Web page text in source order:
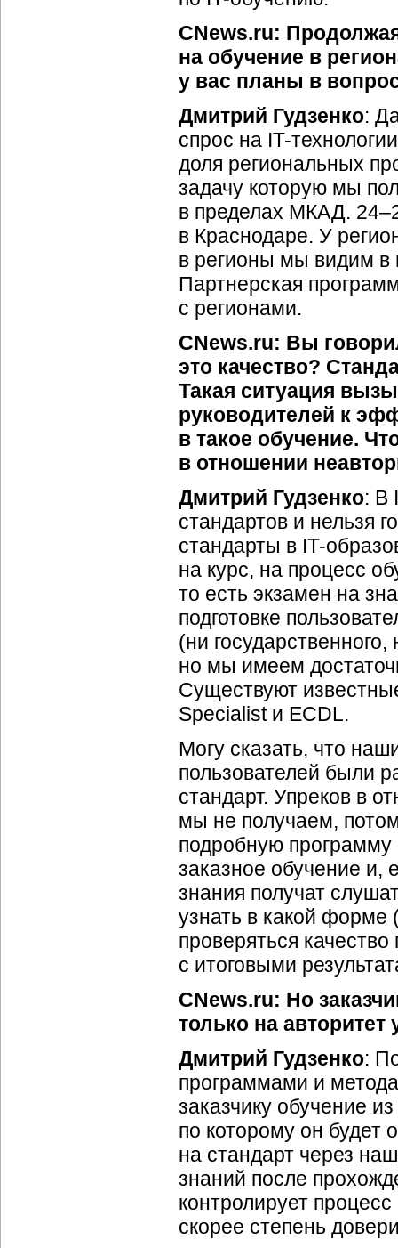
CNews.ru:
на обучение в
у вас планы в
Дмитрий Гудзенко:
спрос на IT-
доля региональных
задачу которую мы
в пределах МКАД.
в Краснодаре. У
в регионы мы видим в
Партнерская
с регионами.
CNews.ru: Вы
это качество?
Такая ситуация
руководителей к
в такое обучение.
в отношении
Дмитрий Гудзенко: В
стандартов и нельзя
стандарты в IT-
на курс, на процесс
то есть экзамен на
подготовке
(ни
но мы имеем
Существуют
Specialist и ECDL.
Могу сказать, что
пользователей были
стандарт. Упреков в
мы не получаем,
подробную
заказное обучение и,
знания получат
узнать в какой форме
проверяться
с итоговыми
CNews.ru: Но
только на авторитет
Дмитрий Гудзенко:
программами и
заказчику обучение
по которому он будет
на стандарт через
знаний после
контролирует
скорее степень